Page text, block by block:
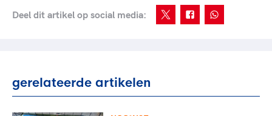
Lees verder
En wat mag vooral niet? Een gedragscode geeft
hier richting aan en is dus een belangrijk
Lees verder
Deel dit artikel op social media:
gerelateerde artikelen